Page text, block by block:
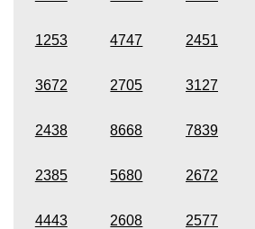
1253 4747 2451
3672 2705 3127
2438 8668 7839
2385 5680 2672
4443 2608 2577